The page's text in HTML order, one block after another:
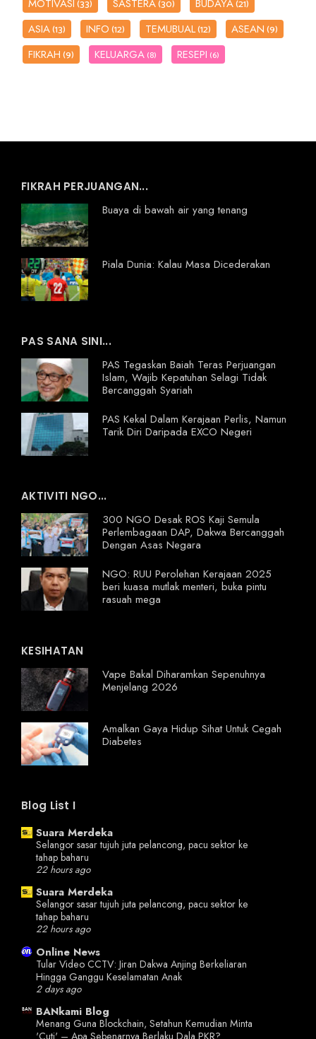
MOTIVASI(33) SASTERA(30) BUDAYA(21)
ASIA(13) INFO(12) TEMUBUAL(12) ASEAN(9)
FIKRAH(9) KELUARGA (8) RESEPI (6)
FIKRAH PERJUANGAN...
Buaya di bawah air yang tenang
Piala Dunia: Kalau Masa Dicederakan
PAS SANA SINI...
PAS Tegaskan Baiah Teras Perjuangan
Islam, Wajib Kepatuhan Selagi Tidak
Bercanggah Syariah
PAS Kekal Dalam Kerajaan Perlis, Namun
Tarik Diri Daripada EXCO Negeri
AKTIVITI NGO...
300 NGO Desak ROS Kaji Semula
Perlembagaan DAP, Dakwa Bercanggah
Dengan Asas Negara
NGO: RUU Perolehan Kerajaan 2025
beri kuasa mutlak menteri, buka pintu
rasuah mega
KESIHATAN
Vape Bakal Diharamkan Sepenuhnya
Menjelang 2026
Amalkan Gaya Hidup Sihat Untuk Cegah
Diabetes
Blog List I
Suara Merdeka
Selangor sasar tujuh juta pelancong, pacu sektor ke
tahap baharu
22 hours ago
Suara Merdeka
Selangor sasar tujuh juta pelancong, pacu sektor ke
tahap baharu
22 hours ago
Online News
Tular Video CCTV: Jiran Dakwa Anjing Berkeliaran
Hingga Ganggu Keselamatan Anak
2 days ago
BANkami Blog
Menang Guna Blockchain, Setahun Kemudian Minta